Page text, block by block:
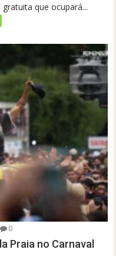
que ocupará...
0
Praia no Carnaval